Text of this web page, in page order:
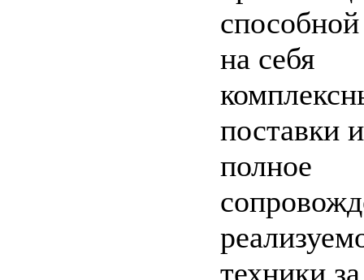
способной
на себя
поставки и
полное
техники